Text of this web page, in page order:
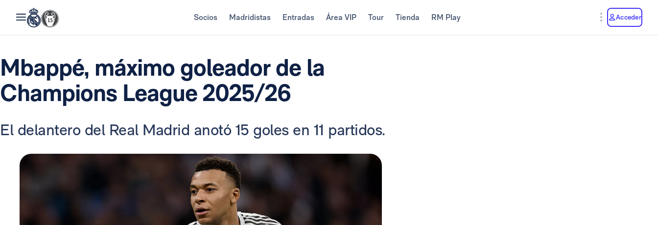
Socios Madridistas Entradas Área VIP Tour Tienda RM Play Acceder
Mbappé, máximo goleador de la
Champions League 2025/26
El delantero del Real Madrid anotó 15 goles en 11 partidos.